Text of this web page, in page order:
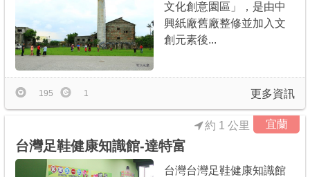
文化創意園區」，是由中
興紙廠舊廠整修並加入文
創元素後...
更多資訊
195 1
宜蘭
台灣足鞋健康知識館-達特富
約 1 公里
台灣台灣足鞋健康知識館